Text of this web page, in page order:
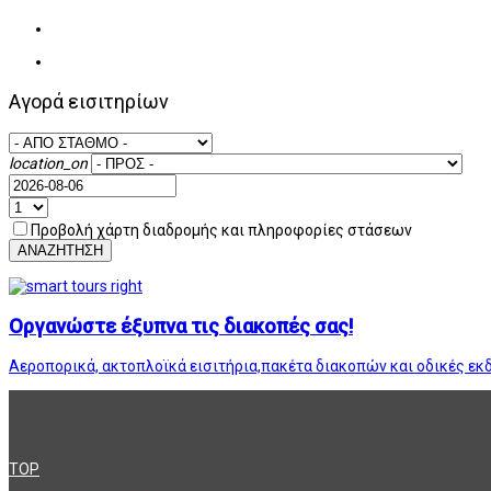
Αγορά εισιτηρίων
location_on
Προβολή χάρτη διαδρομής και πληροφορίες στάσεων
ΑΝΑΖΗΤΗΣΗ
Οργανώστε έξυπνα τις διακοπές σας!
Αεροπορικά, ακτοπλοϊκά εισιτήρια,πακέτα διακοπών και οδικές
TOP